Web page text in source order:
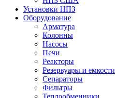
Установки НПЗ
Оборудование
Арматура
Колонны
Насосы
Печи
Реакторы
Резервуары и емкости
Сепараторы
Фильтры
Теплообменники